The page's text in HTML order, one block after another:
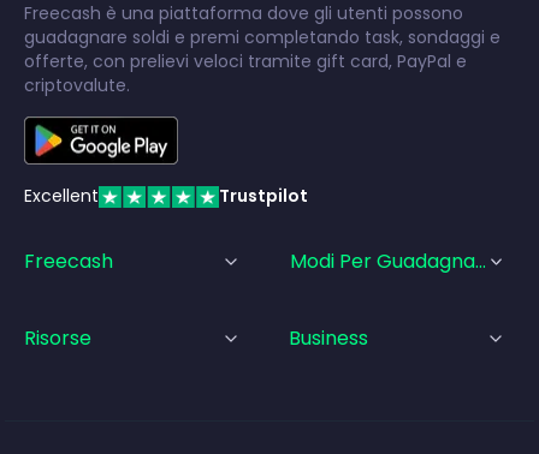
Freecash è una piattaforma dove gli utenti possono
guadagnare soldi e premi completando task, sondaggi e
offerte, con prelievi veloci tramite gift card, PayPal e
criptovalute.
Excellent Trustpilot
Freecash Modi Per Guadagnare
Risorse Business